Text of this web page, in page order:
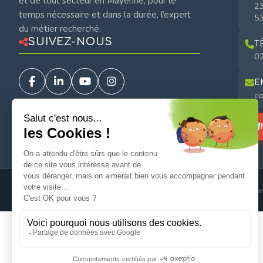
temps nécessaire et dans la durée, l’expert
du métier recherché.
SUIVEZ-NOUS
© 2026Mayage